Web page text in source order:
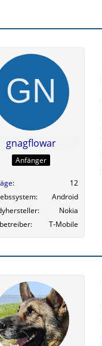
gnagflowar
Anfänger
12
Android
Nokia
T-Mobile